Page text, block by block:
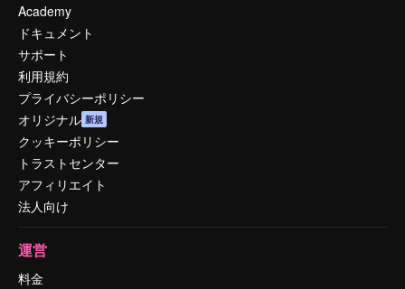
Academy
ドキュメント
サポート
利用規約
プライバシーポリシー
オリジナル 新規
クッキーポリシー
トラストセンター
アフィリエイト
法人向け
運営
料金